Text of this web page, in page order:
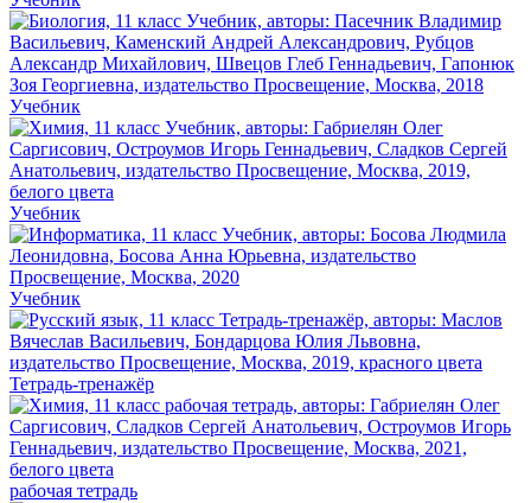
Учебник
Учебник
Учебник
Тетрадь-тренажёр
рабочая тетрадь